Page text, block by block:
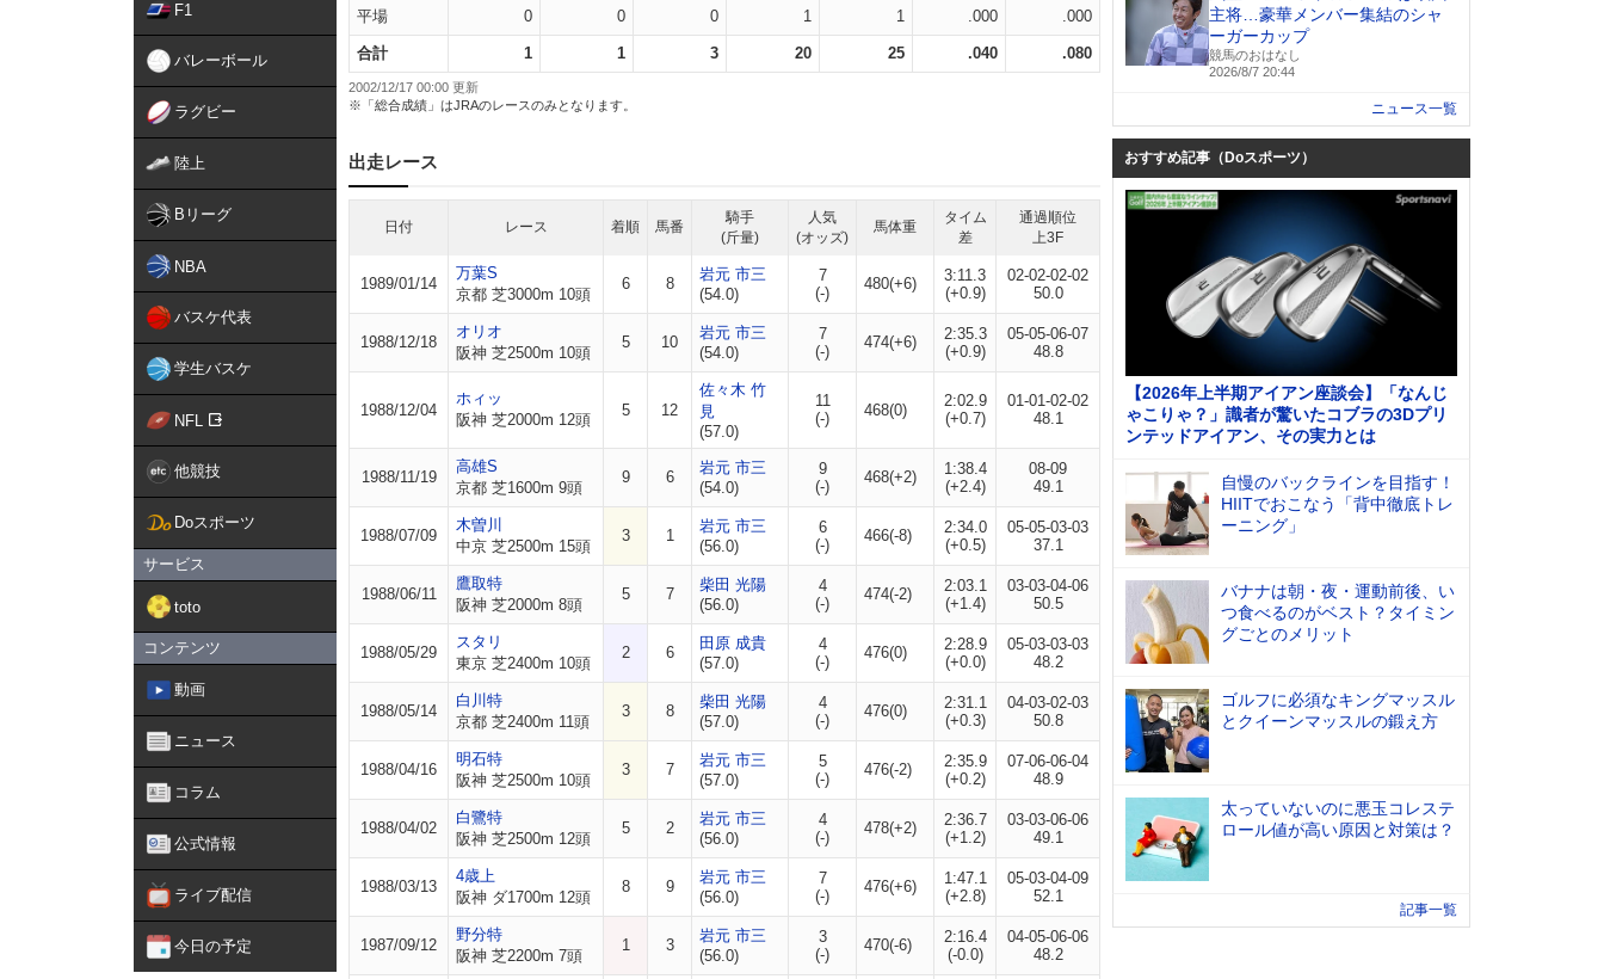
F1
バレーボール
ラグビー
陸上
Bリーグ
NBA
バスケ代表
学生バスケ
NFL
他競技
Doスポーツ
サービス
toto
コンテンツ
動画
ニュース
コラム
公式情報
ライブ配信
今日の予定
平場 0 0 0 1 1 .000 .000
合計 1 1 3 20 25 .040 .080
2002/12/17 00:00 更新
※「総合成績」はJRAのレースのみとなります。
出走レース
日付 レース 着順 馬番
騎手
(斤量)
人気
(オッズ)
馬体重
タイム
差
通過順位
上3F
1989/01/14
万葉S
京都 芝3000m 10頭
6 8
岩元 市三
(54.0)
7
(-)
480(+6)
3:11.3
(+0.9)
02-02-02-02
50.0
1988/12/18
オリオ
阪神 芝2500m 10頭
5 10
岩元 市三
(54.0)
7
(-)
474(+6)
2:35.3
(+0.9)
05-05-06-07
48.8
1988/12/04
ホィッ
阪神 芝2000m 12頭
5 12
佐々木 竹
見
(57.0)
11
(-)
468(0)
2:02.9
(+0.7)
01-01-02-02
48.1
1988/11/19
高雄S
京都 芝1600m 9頭
9 6
岩元 市三
(54.0)
9
(-)
468(+2)
1:38.4
(+2.4)
08-09
49.1
1988/07/09
木曽川
中京 芝2500m 15頭
3 1
岩元 市三
(56.0)
6
(-)
466(-8)
2:34.0
(+0.5)
05-05-03-03
37.1
1988/06/11
鷹取特
阪神 芝2000m 8頭
5 7
柴田 光陽
(56.0)
4
(-)
474(-2)
2:03.1
(+1.4)
03-03-04-06
50.5
1988/05/29
スタリ
東京 芝2400m 10頭
2 6
田原 成貴
(57.0)
4
(-)
476(0)
2:28.9
(+0.0)
05-03-03-03
48.2
1988/05/14
白川特
京都 芝2400m 11頭
3 8
柴田 光陽
(57.0)
4
(-)
476(0)
2:31.1
(+0.3)
04-03-02-03
50.8
1988/04/16
明石特
阪神 芝2500m 10頭
3 7
岩元 市三
(57.0)
5
(-)
476(-2)
2:35.9
(+0.2)
07-06-06-04
48.9
1988/04/02
白鷺特
阪神 芝2500m 12頭
5 2
岩元 市三
(56.0)
4
(-)
478(+2)
2:36.7
(+1.2)
03-03-06-06
49.1
1988/03/13
4歳上
阪神 ダ1700m 12頭
8 9
岩元 市三
(56.0)
7
(-)
476(+6)
1:47.1
(+2.8)
05-03-04-09
52.1
1987/09/12
野分特
阪神 芝2200m 7頭
1 3
岩元 市三
(56.0)
3
(-)
470(-6)
2:16.4
(-0.0)
04-05-06-06
48.2
主将…豪華メンバー集結のシャ
ーガーカップ
競馬のおはなし
2026/8/7 20:44
ニュース一覧
おすすめ記事（Doスポーツ）
【2026年上半期アイアン座談会】「なんじ
ゃこりゃ？」識者が驚いたコブラの3Dプリ
ンテッドアイアン、その実力とは
自慢のバックラインを目指す！
HIITでおこなう「背中徹底トレ
ーニング」
バナナは朝・夜・運動前後、い
つ食べるのがベスト？タイミン
グごとのメリット
ゴルフに必須なキングマッスル
とクイーンマッスルの鍛え方
太っていないのに悪玉コレステ
ロール値が高い原因と対策は？
記事一覧